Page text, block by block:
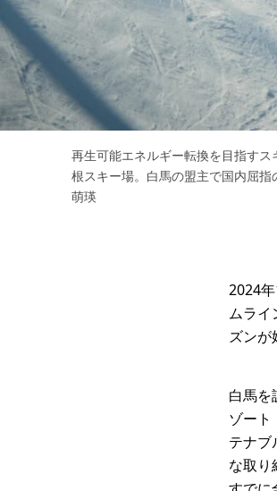
再生可能エネルギー転換を目指す
根スキー場。白馬の盟主で国内屈
萌瑛
2024
ムライ
ズンが
白馬を
ゾート
テナブ
な取り